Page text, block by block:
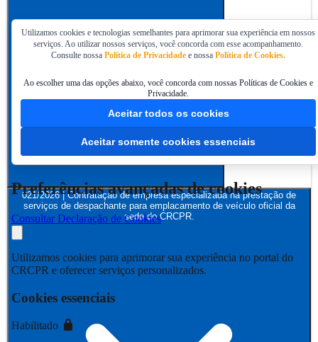
021/2026 | Contratação de empresa especializada na prestação de
serviços de despachante para emplacamento de veículo oficial da
sede do CRCPR.
Utilizamos cookies e tecnologias semelhantes para aprimorar sua experiência em nossos
serviços. Ao utilizar nossos serviços, você concorda com esse acompanhamento.
Consulte nossa Política de Privacidade e nossa Política de Cookies.
Ao escolher uma das opções abaixo, você concorda com nossas Políticas de Cookies e
Privacidade.
Aceitar todos os cookies
Aceitar somente cookies essenciais
Preferências avançadas de cookies
Consultar Declaração de Cookies
Utilizamos cookies para aprimorar sua experiência no portal do
CRCPR e oferecer serviços personalizados.
Cookies essenciais
Habilitado